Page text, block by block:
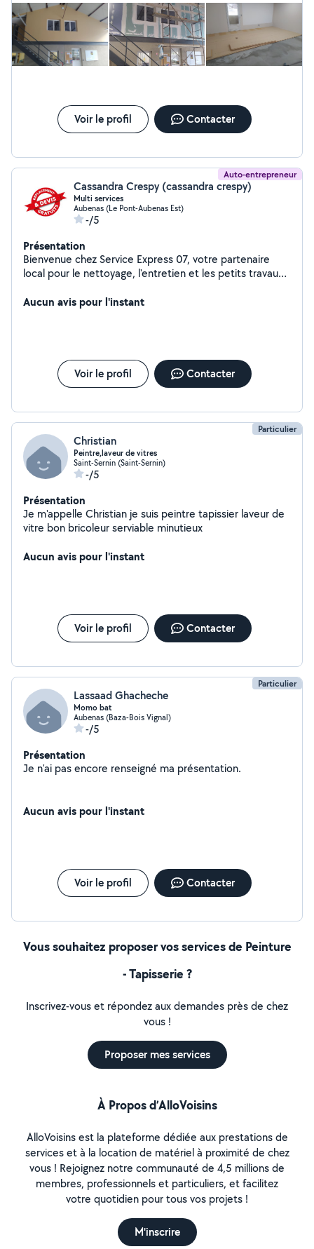
Voir le profil Contacter
Auto-entrepreneur
Cassandra Crespy (cassandra crespy)
Multi services
Aubenas (Le Pont-Aubenas Est)
-/5
Présentation
Bienvenue chez Service Express 07, votre partenaire
local pour le nettoyage, l'entretien et les petits travaux !
nettoyage après chantier ou déménagement. Jardinage
rapide, de qualité, et à l'écoute de vos besoins.
Contactez-nous pour un devis ou plus d'informations,
nous sommes là pour vous !
Aucun avis pour l'instant
Voir le profil Contacter
Particulier
Christian
Peintre,laveur de vitres
Saint-Sernin (Saint-Sernin)
-/5
Présentation
Je m'appelle Christian je suis peintre tapissier laveur de
vitre bon bricoleur serviable minutieux
Aucun avis pour l'instant
Voir le profil Contacter
Particulier
Lassaad Ghacheche
Momo bat
Aubenas (Baza-Bois Vignal)
-/5
Présentation
Je n'ai pas encore renseigné ma présentation.
Aucun avis pour l'instant
Voir le profil Contacter
Vous souhaitez proposer vos services de Peinture
- Tapisserie ?
Inscrivez-vous et répondez aux demandes près de chez
vous !
Proposer mes services
À Propos d’AlloVoisins
AlloVoisins est la plateforme dédiée aux prestations de
services et à la location de matériel à proximité de chez
vous ! Rejoignez notre communauté de 4,5 millions de
membres, professionnels et particuliers, et facilitez
votre quotidien pour tous vos projets !
M'inscrire